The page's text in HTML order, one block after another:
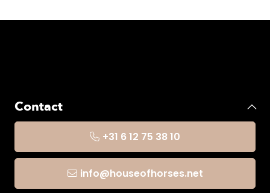
Contact
+31 6 12 75 38 10
info@houseofhorses.net